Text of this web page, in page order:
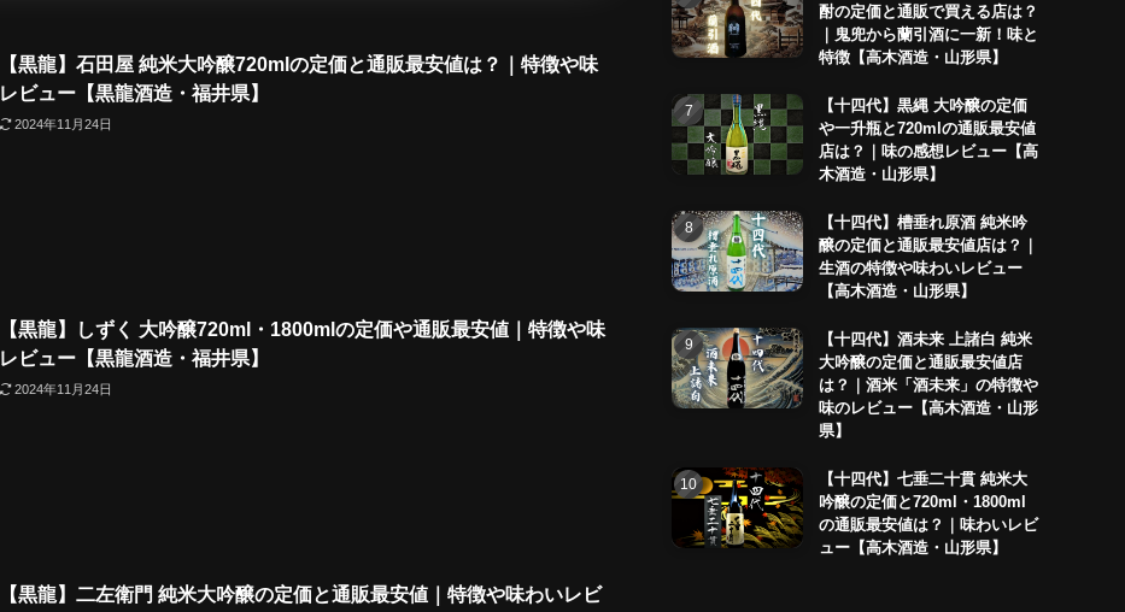
【黒龍】石田屋 純米大吟醸720mlの定価と通販最安値は？｜特徴や味
レビュー【黒龍酒造・福井県】
2024年11月24日
【黒龍】しずく 大吟醸720ml・1800mlの定価や通販最安値｜特徴や味
レビュー【黒龍酒造・福井県】
2024年11月24日
【黒龍】二左衛門 純米大吟醸の定価と通販最安値｜特徴や味わいレビ
酎の定価と通販で買える店は？
｜鬼兜から蘭引酒に一新！味と
特徴【高木酒造・山形県】
【十四代】黒縄 大吟醸の定価
や一升瓶と720mlの通販最安値
店は？｜味の感想レビュー【高
木酒造・山形県】
【十四代】槽垂れ原酒 純米吟
醸の定価と通販最安値店は？｜
生酒の特徴や味わいレビュー
【高木酒造・山形県】
【十四代】酒未来 上諸白 純米
大吟醸の定価と通販最安値店
は？｜酒米「酒未来」の特徴や
味のレビュー【高木酒造・山形
県】
【十四代】七垂二十貫 純米大
吟醸の定価と720ml・1800ml
の通販最安値は？｜味わいレビ
ュー【高木酒造・山形県】